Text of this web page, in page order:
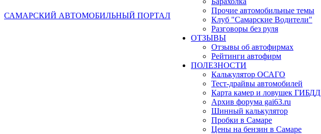
САМАРСКИЙ АВТОМОБИЛЬНЫЙ ПОРТАЛ
Прочие автомобильные темы
Клуб "Самарские Водители"
Разговоры без руля
ОТЗЫВЫ
Отзывы об автофирмах
Рейтинги автофирм
ПОЛЕЗНОСТИ
Калькулятор ОСАГО
Тест-драйвы автомобилей
Карта камер и ловушек ГИБДД
Архив форума gai63.ru
Шинный калькулятор
Пробки в Самаре
Цены на бензин в Самаре